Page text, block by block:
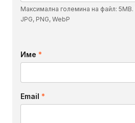
Максимална големина на файл:
JPG, PNG, WebP
Име *
Email *